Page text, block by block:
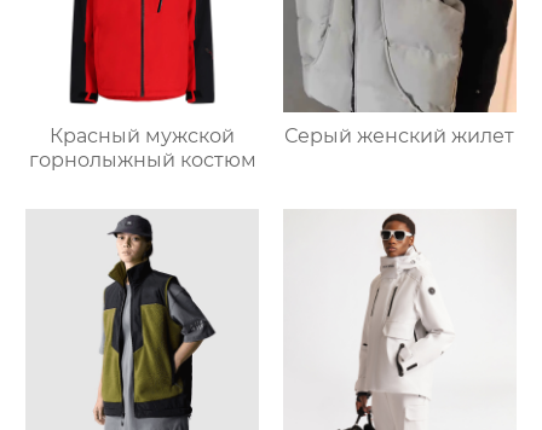
Красный мужской
горнолыжный костюм
Серый женский жилет